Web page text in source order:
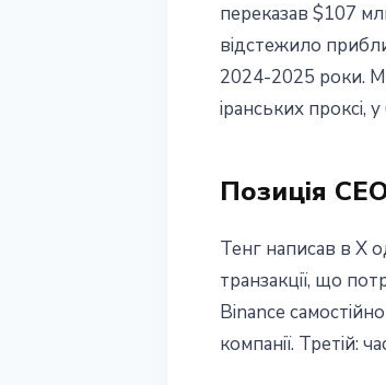
переказав $107
відстежило
2024-2025 роки.
іранських проксі,
Позиція
Тенг написав в X
транзакції, що
Binance
компанії. Третій: